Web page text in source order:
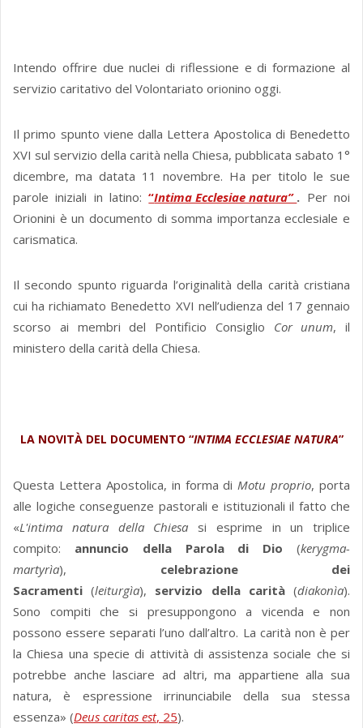
Intendo offrire due nuclei di riflessione e di formazione al
servizio caritativo del Volontariato orionino oggi.
Il primo spunto viene dalla Lettera Apostolica di Benedetto
XVI sul servizio della carità nella Chiesa, pubblicata sabato 1°
dicembre, ma datata 11 novembre. Ha per titolo le sue
parole iniziali in latino:“Intima Ecclesiae natura” . Per noi
Orionini è un documento di somma importanza ecclesiale e
carismatica.
Il secondo spunto riguarda l’originalità della carità cristiana
cui ha richiamato Benedetto XVI nell’udienza del 17 gennaio
scorso ai membri del Pontificio Consiglio Cor unum, il
ministero della carità della Chiesa.
LA NOVITÀ DEL DOCUMENTO “INTIMA ECCLESIAE NATURA”
Questa Lettera Apostolica, in forma diMotu proprio, porta
alle logiche conseguenze pastorali e istituzionali il fatto che
«L'intima natura della Chiesa si esprime in un triplice
compito: annuncio della Parola di Dio(kerygma-
martyrìa), celebrazione dei
Sacramenti (leiturgìa), servizio della carità(diakonìa).
Sono compiti che si presuppongono a vicenda e non
possono essere separati l’uno dall’altro. La carità non è per
la Chiesa una specie di attività di assistenza sociale che si
potrebbe anche lasciare ad altri, ma appartiene alla sua
natura, è espressione irrinunciabile della sua stessa
essenza» (Deus caritas est, 25).